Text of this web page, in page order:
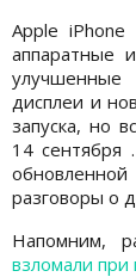
Apple
аппаратные
дисплеи и
запуска, но
14 сентября
разговоры о
Напомним,
взломали